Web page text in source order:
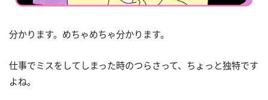
分かります。めちゃめちゃ分かります。
仕事でミスをしてしまった時のつらさって、ちょっと独特です
よね。